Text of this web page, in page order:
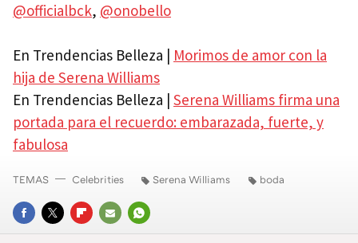
@officialbck, @onobello
En Trendencias Belleza | Morimos de amor con la
hija de Serena Williams
En Trendencias Belleza | Serena Williams firma una
portada para el recuerdo: embarazada, fuerte, y
fabulosa
FACEBOOK
TWITTERFLIPBOARD
E-
WHATSAPP
TEMAS Celebrities Serena Williams boda